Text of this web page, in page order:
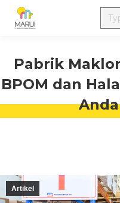
Pabrik
BPOM dan
Artikel